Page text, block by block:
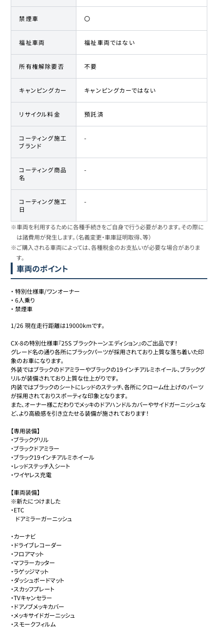
禁煙車 〇
福祉車両 福祉車両ではない
所有権解除要否 不要
キャンピングカー キャンピングカーではない
リサイクル料金 預託済
コーティング施工
ブランド
-
コーティング商品
名
-
コーティング施工
日
-
※車両を利用するために各種手続きをご自身で行う必要があります。その際に
は諸費用が発生します。（名義変更・車庫証明取得、等）
※ご購入される車両によっては、各種税金のお支払いが必要な場合がありま
す。
車両のポイント
・特別仕様車/ワンオーナー
・6人乗り
・禁煙車
1/26 現在走行距離は19000kmです。
CX-8の特別仕様車『25S ブラックトーンエディション』のご出品です！
グレード名の通り各所にブラックパーツが採用されており上質な落ち着いた印
象のお車になります。
外装ではブラックのドアミラーやブラックの19インチアルミホイール、ブラックグ
リルが装備されており上質な仕上がりです。
内装ではブラックのシートにレッドのステッチ、各所にクローム仕上げのパーツ
が採用されておりスポーティな印象となります。
また、オーナー様こだわりでメッキのドアハンドルカバーやサイドガーニッシュな
ど、より高級感を引き立たせる装備が施されております！
【専用装備】
・ブラックグリル
・ブラックドアミラー
・ブラック19インチアルミホイール
・レッドステッチ入シート
・ワイヤレス充電
【車両装備】
※新たにつけました
・ETC
・カーナビ
・ドライブレコーダー
・フロアマット
・マフラーカッター
・ラゲッジマット
・ダッシュボードマット
・スカッフプレート
・TVキャンセラー
・ドアノブメッキカバー
・メッキサイドガーニッシュ
・スモークフィルム